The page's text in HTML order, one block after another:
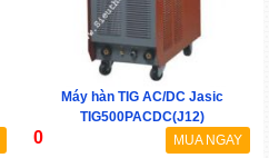
Máy hàn TIG AC/DC Jasic
TIG500PACDC(J12)
0 MUA NGAY